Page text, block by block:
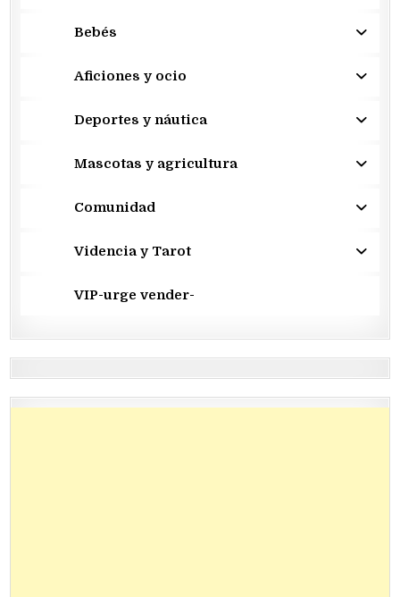
Bebés
Aficiones y ocio
Deportes y náutica
Mascotas y agricultura
Comunidad
Videncia y Tarot
VIP-urge vender-